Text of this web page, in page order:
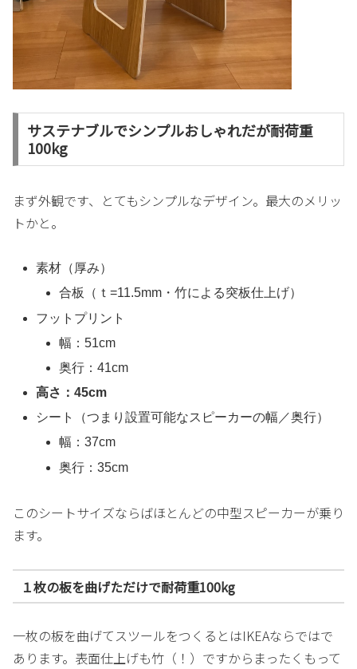
サステナブルでシンプルおしゃれだが耐荷重
100kg
まず外観です、とてもシンプルなデザイン。最大のメリッ
トかと。
素材（厚み）
合板（ｔ=11.5mm・竹による突板仕上げ）
フットプリント
幅：51cm
奥行：41cm
高さ：45cm
シート（つまり設置可能なスピーカーの幅／奥行）
幅：37cm
奥行：35cm
このシートサイズならばほとんどの中型スピーカーが乗り
ます。
１枚の板を曲げただけで耐荷重100kg
一枚の板を曲げてスツールをつくるとはIKEAならではで
あります。表面仕上げも竹（！）ですからまったくもって